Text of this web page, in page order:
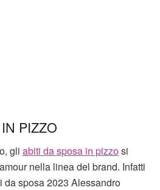
PIZZO
gli abiti da sposa in pizzosi
nella linea del brand. Infatti
sposa 2023 Alessandro